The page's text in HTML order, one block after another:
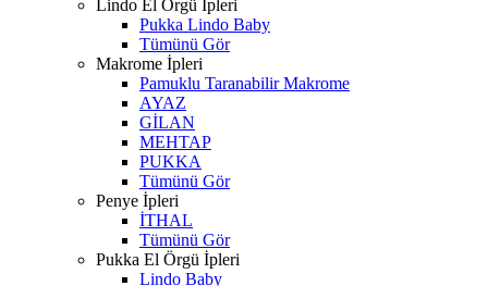
Lindo El Örgü İpleri
Pukka Lindo Baby
Tümünü Gör
Makrome İpleri
Pamuklu Taranabilir Makrome
AYAZ
GİLAN
MEHTAP
PUKKA
Tümünü Gör
Penye İpleri
İTHAL
Tümünü Gör
Pukka El Örgü İpleri
Lindo Baby